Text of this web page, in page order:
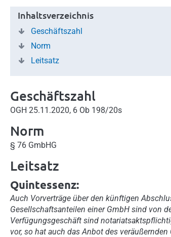
Inhaltsverzeichnis
Geschäftszahl
Norm
Leitsatz
Geschäftszahl
OGH 25.11.2020, 6 Ob 198/20s
Norm
§ 76 GmbHG
Leitsatz
Quintessenz:
Auch Vorverträge über den künftigen
Gesellschaftsanteilen einer GmbH sind von
Verfügungsgeschäft sind
vor, so hat auch das Anbot des